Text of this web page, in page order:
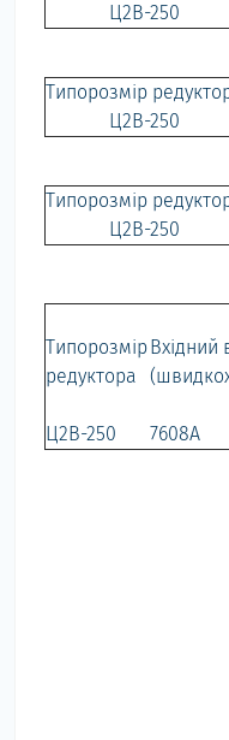
Ц2В-250
Типорозмір
Ц2В-250
Типорозмір
Ц2В-250
Типорозмір
редуктора
Вхідний
Ц2В-250 7608А